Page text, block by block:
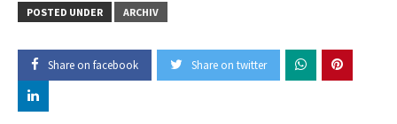
POSTED UNDER ARCHIV
Share on facebook Share on twitter